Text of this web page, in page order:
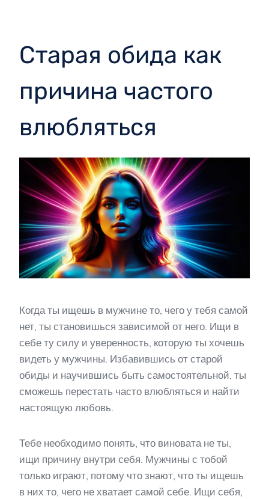
Старая обида как
причина частого
влюбляться
Когда ты ищешь в мужчине то, чего у тебя самой
нет, ты становишься зависимой от него. Ищи в
себе ту силу и уверенность, которую ты хочешь
видеть у мужчины. Избавившись от старой
обиды и научившись быть самостоятельной, ты
сможешь перестать часто влюбляться и найти
настоящую любовь.
Тебе необходимо понять, что виновата не ты,
ищи причину внутри себя. Мужчины с тобой
только играют, потому что знают, что ты ищешь
в них то, чего не хватает самой себе. Ищи себя,